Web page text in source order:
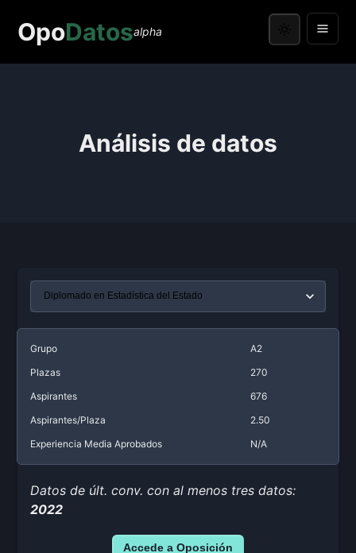
OpoDatosalpha
Análisis de datos
Grupo
A2
Plazas
270
Aspirantes
676
Aspirantes/Plaza
2.50
Experiencia Media Aprobados
N/A
Datos de últ. conv. con al menos tres datos:
2022
Accede a Oposición